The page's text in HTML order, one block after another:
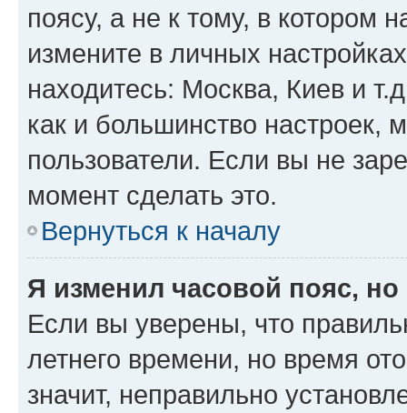
поясу, а не к тому, в котором
измените в личных
находитесь: Москва, Киев и
как и большинство настроек,
пользователи. Если вы не
момент сделать это.
Вернуться к началу
Я изменил часовой пояс,
Если вы уверены, что
летнего времени, но время
значит, неправильно